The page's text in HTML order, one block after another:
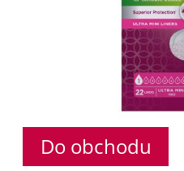
Do obchodu